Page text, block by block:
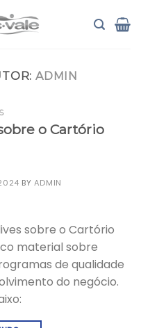
ADMIN
o Cartório
BY ADMIN
sobre o Cartório
material sobre
de qualidade
do negócio.